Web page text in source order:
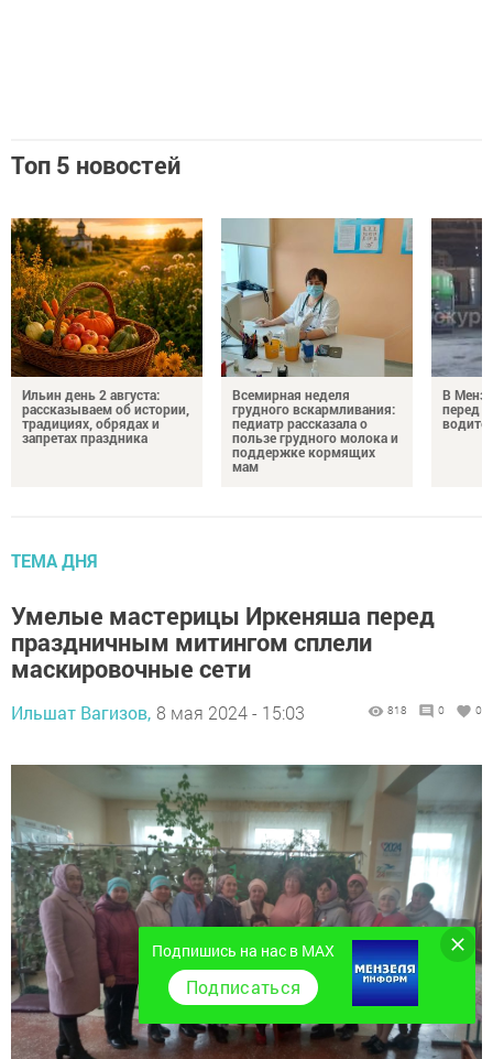
Топ 5 новостей
Ильин день 2 августа:
рассказываем об истории,
традициях, обрядах и
запретах праздника
Всемирная неделя
грудного вскармливания:
педиатр рассказала о
пользе грудного молока и
поддержке кормящих
мам
В
перед
ТЕМА ДНЯ
Умелые мастерицы Иркеняша перед
праздничным митингом сплели
маскировочные сети
Ильшат Вагизов, 8 мая 2024 - 15:03 818 0 0
Подпишись на нас в MAX
Подписаться